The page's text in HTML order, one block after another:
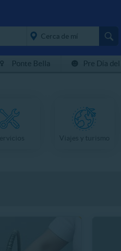
Ponte Bella Pre Día